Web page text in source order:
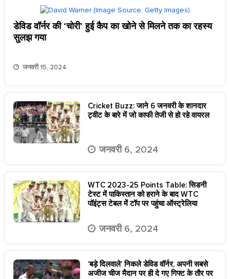
डेविड वॉर्नर की ‘चोरी’ हुई कैप का खोने से मिलने तक का रहस्य
सुलझ गया
जनवरी 15, 2024
Cricket Buzz: जाने 6 जनवरी के शानदार
ट्वीट के बारे में जो काफी तेजी से हो रहे वायरल
जनवरी 6, 2024
WTC 2023-25 Points Table: सिडनी
टेस्ट में पाकिस्तान को हराने के बाद WTC
पॉइंट्स टेबल में टॉप पर पहुंचा ऑस्ट्रेलिया
जनवरी 6, 2024
‘बड़े दिलवाले’ निकले डेविड वॉर्नर, अपनी सबसे
अजीज चीज मैदान पर ही दे गए गिफ्ट के तौर पर